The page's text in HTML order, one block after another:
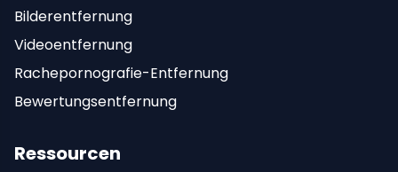
Bilderentfernung
Videoentfernung
Rachepornografie-Entfernung
Bewertungsentfernung
Ressourcen